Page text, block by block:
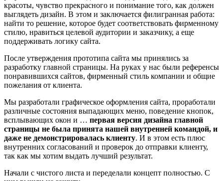
красоты, чувство прекрасного и понимание того, как должен
выглядеть дизайн. В этом и заключается филигранная работа:
найти то решение, которое будет соответствовать фирменному
стилю, нравиться целевой аудитории и заказчику, а еще
поддерживать логику сайта.
После утверждения прототипа сайта мы принялись за
разработку главной страницы. На руках у нас были референсы
понравившихся сайтов, фирменный стиль компании и общие
пожелания от клиента.
Мы разработали графическое оформления сайта, проработали
различные состояния выпадающих меню, поведение кнопок,
всплывающих окон и … первая версия дизайна главной
страницы не была принята нашей внутренней командой, и
даже не демонстрировалась клиенту. И в этом есть плюс
внутренних согласований и проверок до отправки клиенту,
так как мы хотим выдать лучший результат.
Начали с чистого листа и переделали концепт полностью. С